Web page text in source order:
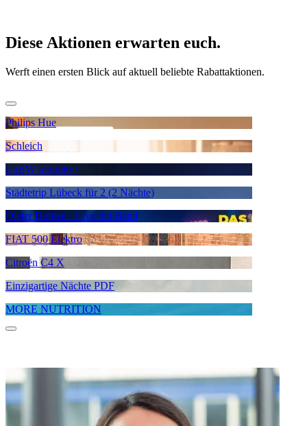
Diese Aktionen erwarten euch.
Werft einen ersten Blick auf aktuell beliebte Rabattaktionen.
Philips Hue
Schleich
EnBW mobility+
Städtetrip Lübeck für 2 (2 Nächte)
Dieter Bohlen - Live mit Band
FIAT 500 Elektro
Citroën C4 X
Einzigartige Nächte PDF
MORE NUTRITION